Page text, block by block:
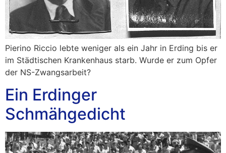
Pierino Riccio lebte weniger als ein Jahr in Erding bis er
im Städtischen Krankenhaus starb. Wurde er zum Opfer
der NS-Zwangsarbeit?
Ein Erdinger
Schmähgedicht